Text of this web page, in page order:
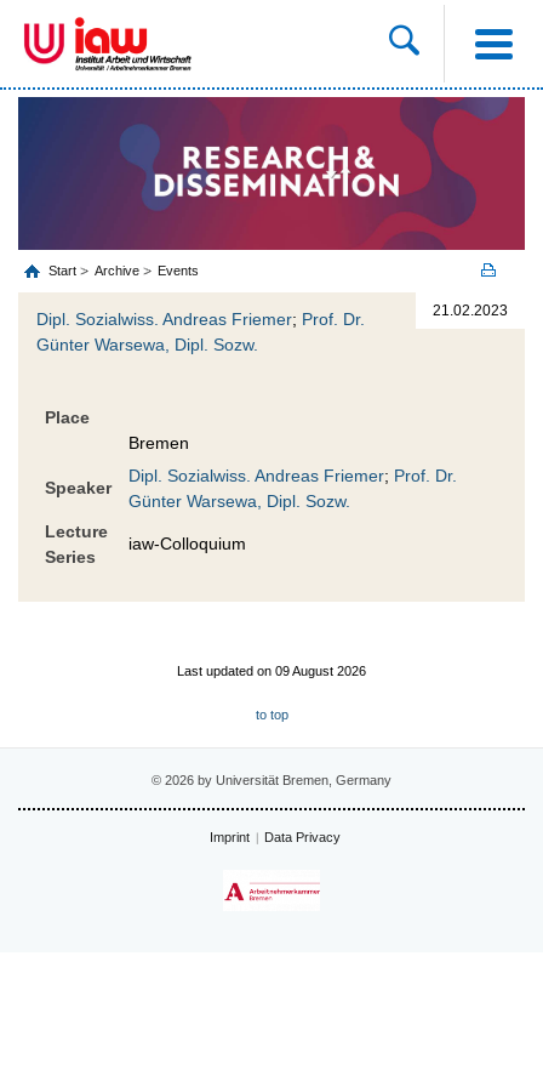
Start Archive Events
21.02.2023
Dipl. Sozialwiss. Andreas Friemer; Prof. Dr.
Günter Warsewa, Dipl. Sozw.
Place
Bremen
Speaker
Dipl. Sozialwiss. Andreas Friemer; Prof. Dr.
Günter Warsewa, Dipl. Sozw.
Lecture
Series
iaw-Colloquium
Last updated on 09 August 2026
to top
© 2026 by Universität Bremen, Germany
Imprint Data Privacy